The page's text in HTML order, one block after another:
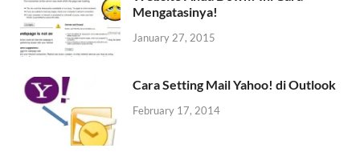
Mengatasinya!
January 27, 2015
Cara Setting Mail Yahoo! di Outlook
February 17, 2014